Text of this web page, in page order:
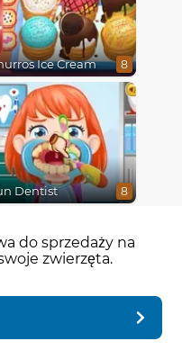
Ice Cream 8
Dentist 8
do sprzedaży na
zwierzęta.